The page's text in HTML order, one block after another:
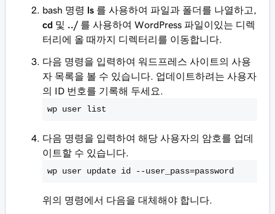
bash 명령 ls 를 사용하여 파일과 폴더를 나열하고,
cd 및 ../를 사용하여 WordPress 파일이있는 디렉
터리에 올 때까지 디렉터리를 이동합니다.
다음 명령을 입력하여 워드프레스 사이트의 사용
자 목록을 볼 수 있습니다. 업데이트하려는 사용자
의 ID 번호를 기록해 두세요.
wp user list
다음 명령을 입력하여 해당 사용자의 암호를 업데
이트할 수 있습니다.
wp user update id --user_pass=password
위의 명령에서 다음을 대체해야 합니다.